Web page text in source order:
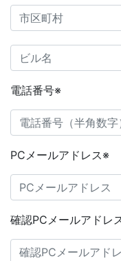
電話番号※
PCメールアドレス※
確認PCメールアドレ